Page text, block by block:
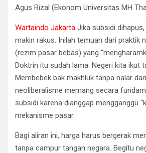
Agus Rizal (Ekonom Universitas MH
Wartaindo Jakarta Jika subsidi
makin rakus. Inilah temuan dari praktik
(rezim pasar bebas) yang
Doktrin itu sudah lama. Negeri kita ikut
Membebek bak makhluk tanpa nalar
neoliberalisme memang secara
subsidi karena dianggap mengganggu
mekanisme pasar.
Bagi aliran ini, harga harus bergerak
tanpa campur tangan negara. Begitu